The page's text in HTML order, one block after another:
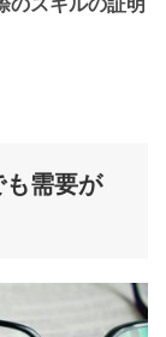
も需要が